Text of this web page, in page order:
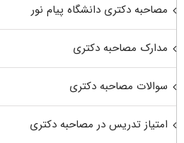
مصاحبه دکتری دانشگاه پیام نور
مدارک مصاحبه دکتری
سوالات مصاحبه دکتری
امتیاز تدریس در مصاحبه دکتری